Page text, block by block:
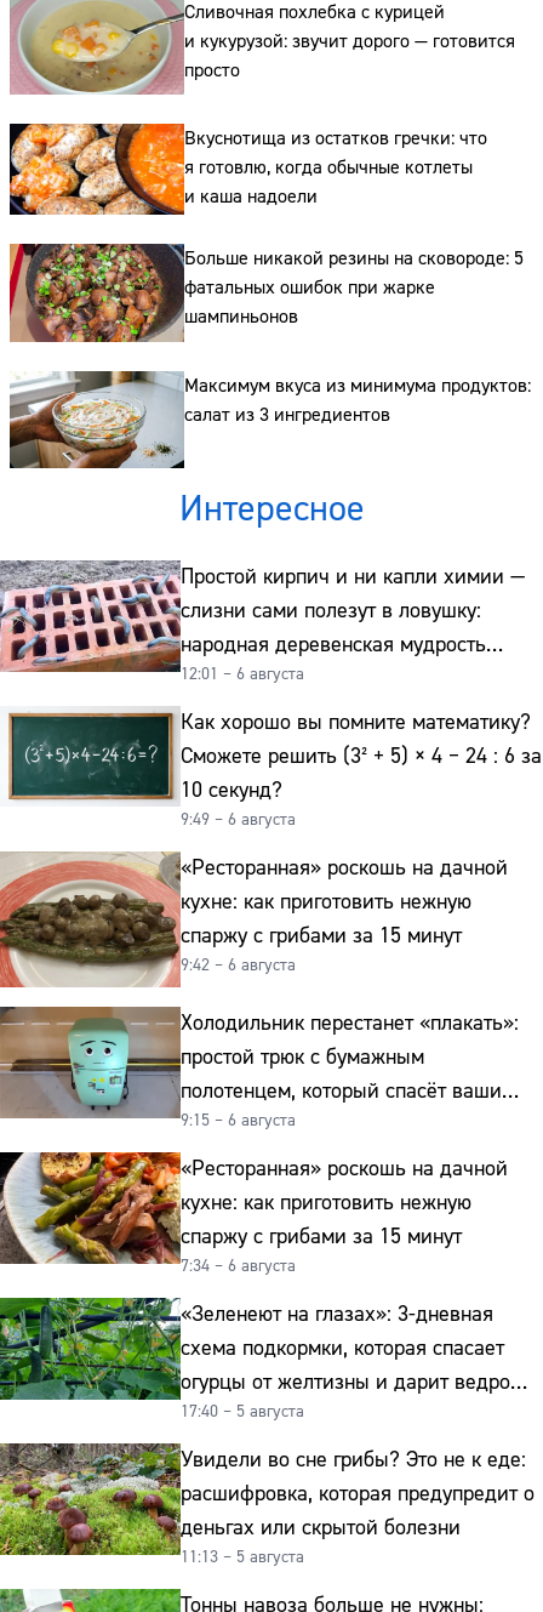
Сливочная похлебка с курицей
и кукурузой: звучит дорого — готовится
просто
Вкуснотища из остатков гречки: что
я готовлю, когда обычные котлеты
и каша надоели
Больше никакой резины на сковороде: 5
фатальных ошибок при жарке
шампиньонов
Максимум вкуса из минимума продуктов:
салат из 3 ингредиентов
Интересное
Простой кирпич и ни капли химии —
слизни сами полезут в ловушку:
народная деревенская мудрость
реально работает
12:01 – 6 августа
Как хорошо вы помните математику?
Сможете решить (3² + 5) × 4 − 24 : 6 за
10 секунд?
9:49 – 6 августа
«Ресторанная» роскошь на дачной
кухне: как приготовить нежную
спаржу с грибами за 15 минут
9:42 – 6 августа
Холодильник перестанет «плакать»:
простой трюк с бумажным
полотенцем, который спасёт ваши
овощи от гнили
9:15 – 6 августа
«Ресторанная» роскошь на дачной
кухне: как приготовить нежную
спаржу с грибами за 15 минут
7:34 – 6 августа
«Зеленеют на глазах»: 3-дневная
схема подкормки, которая спасает
огурцы от желтизны и дарит ведро
урожая
17:40 – 5 августа
Увидели во сне грибы? Это не к еде:
расшифровка, которая предупредит о
деньгах или скрытой болезни
11:13 – 5 августа
Тонны навоза больше не нужны:
Сайт:
Адрес:
Телефон: